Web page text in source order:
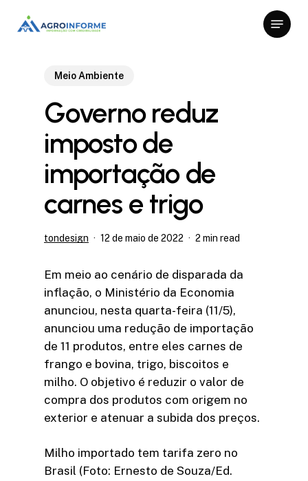
Menu
Meio Ambiente
Governo reduz
imposto de
importação de
carnes e trigo
tondesign 12 de maio de 2022 2 min read
Em meio ao cenário de disparada da
inflação, o Ministério da Economia
anunciou, nesta quarta-feira (11/5),
anunciou uma redução de importação
de 11 produtos, entre eles carnes de
frango e bovina, trigo, biscoitos e
milho. O objetivo é reduzir o valor de
compra dos produtos com origem no
exterior e atenuar a subida dos preços.
Milho importado tem tarifa zero no
Brasil (Foto: Ernesto de Souza/Ed.